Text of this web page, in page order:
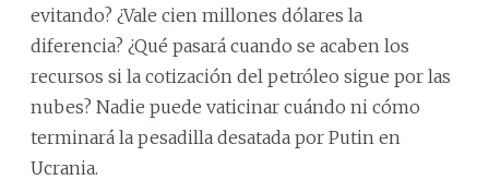
evitando? ¿Vale cien millones dólares la
diferencia? ¿Qué pasará cuando se acaben los
recursos si la cotización del petróleo sigue por las
nubes? Nadie puede vaticinar cuándo ni cómo
terminará la pesadilla desatada por Putin en
Ucrania.